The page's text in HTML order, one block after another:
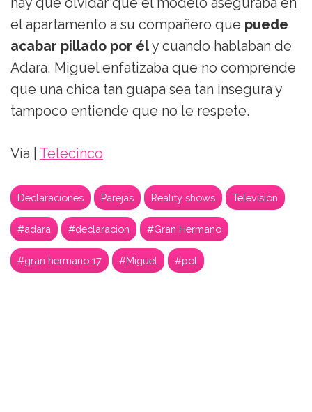
el apartamento a su compañero que puede
acabar pillado por ély cuando hablaban de
Adara, Miguel enfatizaba que no comprende
que una chica tan guapa sea tan insegura y
tampoco entiende que no le respete.
Vía | Telecinco
Declaraciones Parejas Reality shows Televisión
#adara #declaracion #Gran Hermano
#gran hermano 17 #Miguel #pol